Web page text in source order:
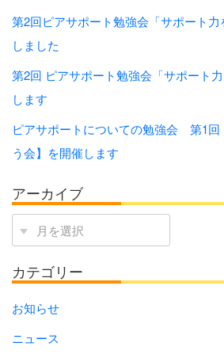
第2回ピアサポート勉強会「サポート
しました
第2回 ピアサポート勉強会「サポート
します
ピアサポートについての勉強会 第1回
う会】を開催します
アーカイブ
ア
ー
カ
ブ
カテゴリー
お知らせ
ニュース